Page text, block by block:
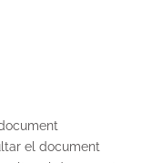
el document